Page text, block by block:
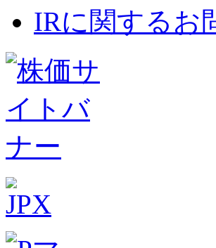
IRに関するお